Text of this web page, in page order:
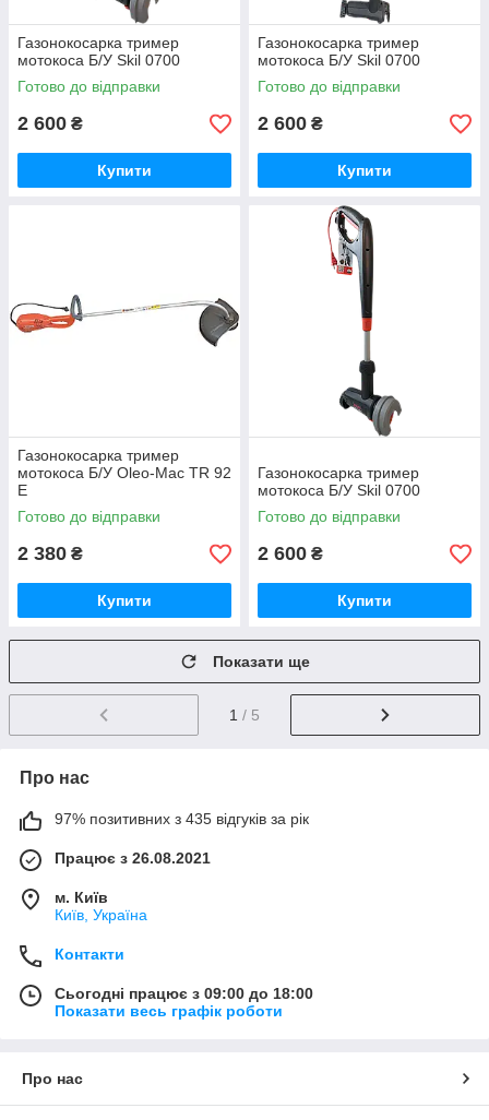
Газонокосарка тример
мотокоса Б/У Skil 0700
Готово до відправки
2 600 ₴
Купити
Газонокосарка тример
мотокоса Б/У Skil 0700
Готово до відправки
2 600 ₴
Купити
Газонокосарка тример
мотокоса Б/У Oleo-Mac TR 92
E
Готово до відправки
2 380 ₴
Купити
Газонокосарка тример
мотокоса Б/У Skil 0700
Готово до відправки
2 600 ₴
Купити
Показати ще
1 / 5
Про нас
97% позитивних з 435 відгуків за рік
Працює з 26.08.2021
м. Київ
Київ, Україна
Контакти
Сьогодні працює з 09:00 до 18:00
Показати весь графік роботи
Про нас